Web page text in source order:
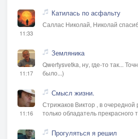
11:33
Катилась по асфальту
Саллас Николай, Николай
11:17
Земляника
Qwertysvetka, ну, где-то так...
было...)
11:16
Смысл жизни.
Стрижаков Виктор , в
только обладатель прекрасного
Прогуляться я решил